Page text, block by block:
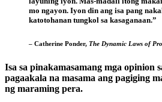
mo ngayon. Iyon din ang isa pang
katotohanan tungkol sa kasaganaan.”
– Catherine Ponder, The Dynamic Laws of
Isa sa pinakamasamang mga opinion
pagaakala na masama ang pagiging
ng maraming pera.